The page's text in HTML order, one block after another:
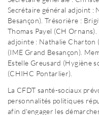
Secrétaire général adjoint
Besançon). Trésorière :
Thomas Payel (CH
adjointe : Nathalie Charton
(IME Grand Besançon).
Estelle Greusard (Hygiène
(CHIHC Pontarlier).
La CFDT santé-sociaux
personnalités politiques
afin d'engager les